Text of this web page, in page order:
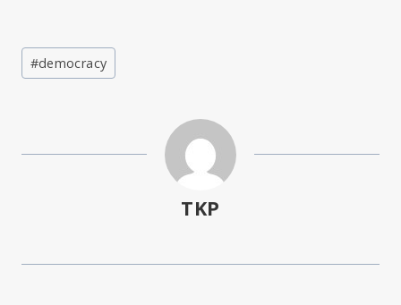
Post
Tags:
#democracy
TKP